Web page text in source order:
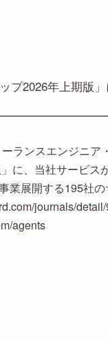
プ2026年上期版
ランスエンジニ
に、当社サービス
展開する195社の
journals/
agents